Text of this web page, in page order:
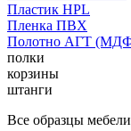
Пластик HPL
Пленка ПВХ
Полотно АГТ
полки
корзины
штанги
Все образцы